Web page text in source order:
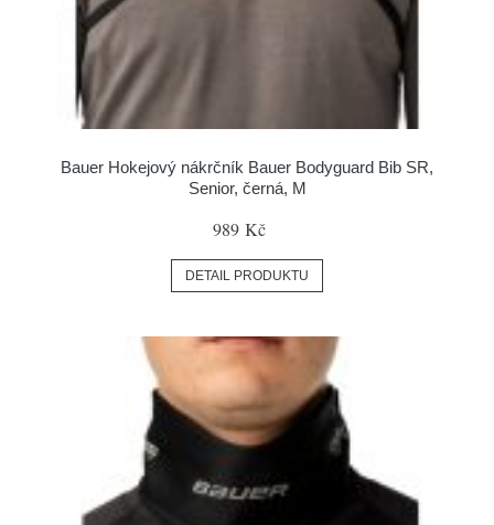
Bauer Hokejový nákrčník Bauer Bodyguard Bib SR,
Senior, černá, M
989 Kč
DETAIL PRODUKTU